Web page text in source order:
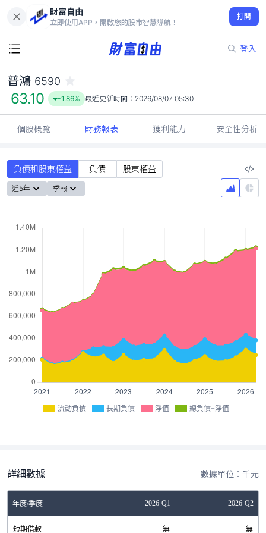
財富自由
立即使用APP，開啟您的股市智慧導航！
打開
登入
63.10
-1.86%
普鴻 6590
63.10 -1.86% 最近更新時間： 2026/08/07 05:30
個股概覽 財務報表 獲利能力 安全性分析
負債和股東權益 負債 股東權益
近5年 季報
流動負債 長期負債 淨值 總負債+淨值
詳細數據 數據單位：千元
年度/季度 2026-Q1 2026-Q2
短期借款 無 無